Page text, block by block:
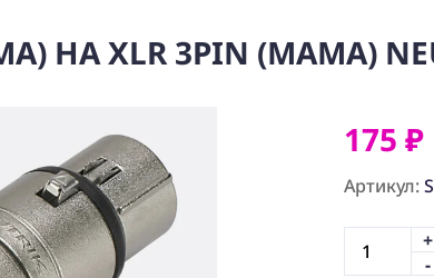
НА XLR 3PIN (МАМА)
175 ₽
Артикул:
+
-